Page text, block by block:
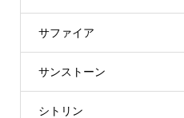
サファイア
サンストーン
シトリン